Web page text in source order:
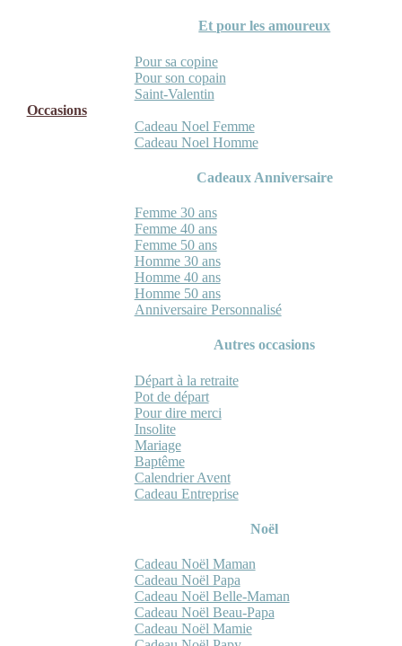
Et pour les amoureux
Pour sa copine
Pour son copain
Saint-Valentin
Occasions
Cadeau Noel Femme
Cadeau Noel Homme
Cadeaux Anniversaire
Femme 30 ans
Femme 40 ans
Femme 50 ans
Homme 30 ans
Homme 40 ans
Homme 50 ans
Anniversaire Personnalisé
Autres occasions
Départ à la retraite
Pot de départ
Pour dire merci
Insolite
Mariage
Baptême
Calendrier Avent
Cadeau Entreprise
Noël
Cadeau Noël Maman
Cadeau Noël Papa
Cadeau Noël Belle-Maman
Cadeau Noël Beau-Papa
Cadeau Noël Mamie